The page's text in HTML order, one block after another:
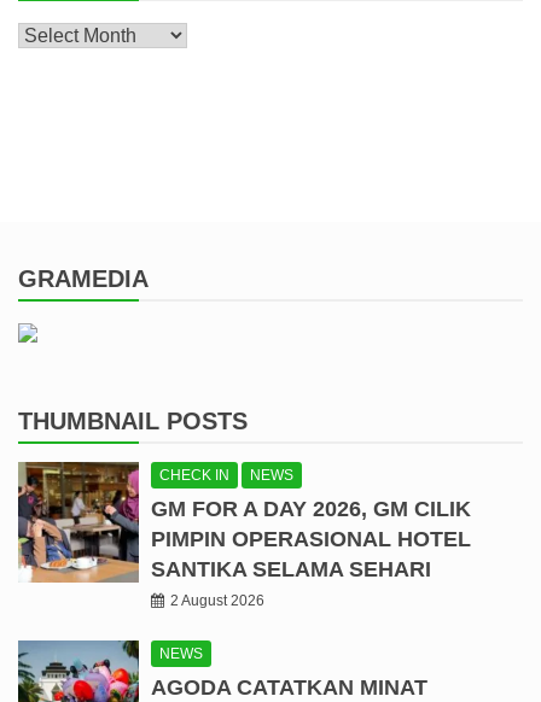
Archive
GRAMEDIA
THUMBNAIL POSTS
CHECK IN NEWS
GM FOR A DAY 2026, GM CILIK
PIMPIN OPERASIONAL HOTEL
SANTIKA SELAMA SEHARI
2 August 2026
NEWS
AGODA CATATKAN MINAT